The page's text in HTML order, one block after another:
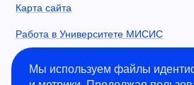
Карта сайта
Работа в Университете МИСИС
Сведения об образовательной
Мы используем файлы